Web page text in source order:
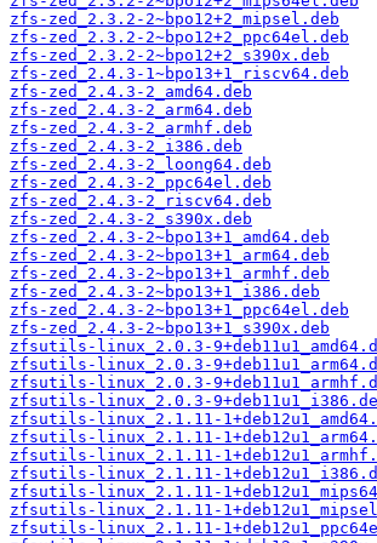
zfs-zed_2.3.2-2~bpo12+2_mipsel.deb
zfs-zed_2.3.2-2~bpo12+2_ppc64el.deb
zfs-zed_2.3.2-2~bpo12+2_s390x.deb
zfs-zed_2.4.3-1~bpo13+1_riscv64.deb
zfs-zed_2.4.3-2_amd64.deb
zfs-zed_2.4.3-2_arm64.deb
zfs-zed_2.4.3-2_armhf.deb
zfs-zed_2.4.3-2_i386.deb
zfs-zed_2.4.3-2_loong64.deb
zfs-zed_2.4.3-2_ppc64el.deb
zfs-zed_2.4.3-2_riscv64.deb
zfs-zed_2.4.3-2_s390x.deb
zfs-zed_2.4.3-2~bpo13+1_amd64.deb
zfs-zed_2.4.3-2~bpo13+1_arm64.deb
zfs-zed_2.4.3-2~bpo13+1_armhf.deb
zfs-zed_2.4.3-2~bpo13+1_i386.deb
zfs-zed_2.4.3-2~bpo13+1_ppc64el.deb
zfs-zed_2.4.3-2~bpo13+1_s390x.deb
zfsutils-linux_2.0.3-
zfsutils-linux_2.0.3-
zfsutils-linux_2.0.3-
zfsutils-linux_2.0.3-
zfsutils-linux_2.1.11-
zfsutils-linux_2.1.11-
zfsutils-linux_2.1.11-
zfsutils-linux_2.1.11-
zfsutils-linux_2.1.11-
zfsutils-linux_2.1.11-
zfsutils-linux_2.1.11-